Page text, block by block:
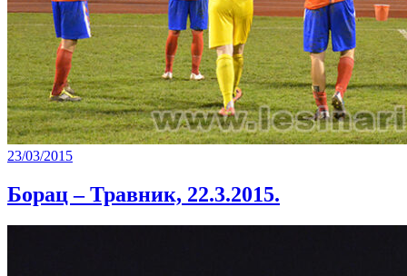
23/03/2015
Борац – Травник, 22.3.2015.